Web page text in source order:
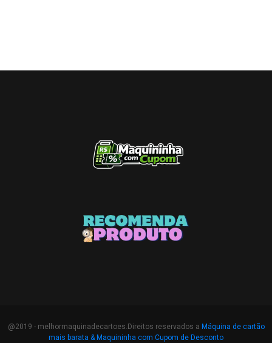
@2019 - melhormaquinadecartoes.Direitos reservados a Máquina de cartão
mais barata & Maquininha com Cupom de Desconto